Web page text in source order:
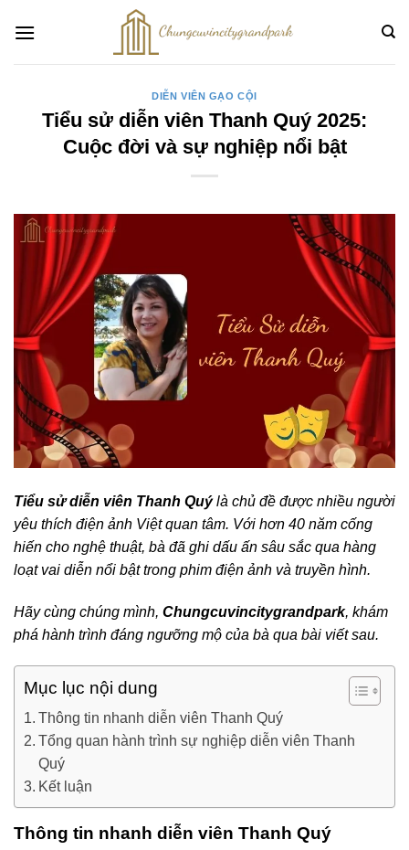
qua
DIỄN VIÊN GẠO CỘI
Tiểu sử diễn viên Thanh Quý 2025:
Cuộc đời và sự nghiệp nổi bật
Tiểu sử diễn viên Thanh Quýlà chủ đề được nhiều người
yêu thích điện ảnh Việt quan tâm. Với hơn 40 năm cống
hiến cho nghệ thuật, bà đã ghi dấu ấn sâu sắc qua hàng
loạt vai diễn nổi bật trong phim điện ảnh và truyền hình.
Hãy cùng chúng mình, Chungcuvincitygrandpark, khám
phá hành trình đáng ngưỡng mộ của bà qua bài viết sau.
Mục lục nội dung
Thông tin nhanh diễn viên Thanh Quý
Tổng quan hành trình sự nghiệp diễn viên Thanh
Quý
Kết luận
Thông tin nhanh diễn viên Thanh Quý